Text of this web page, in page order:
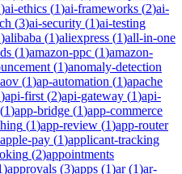
)ai-ethics (1)ai-frameworks (2)ai-
(3)ai-security (1)ai-testing
)alibaba (1)aliexpress (1)all-in-one
(1)amazon-ppc (1)amazon-
(1)anomaly-detection
aov (1)ap-automation (1)apache
)api-first (2)api-gateway (1)api-
(1)app-bridge (1)app-commerce
(1)app-review (1)app-router
apple-pay (1)applicant-tracking
(2)appointments
)approvals (3)apps (1)ar(1)ar-